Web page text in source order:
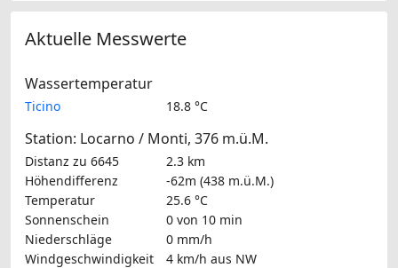
Aktuelle Messwerte
Wassertemperatur
Ticino 18.8 °C
Station: Locarno / Monti, 376 m.ü.M.
Distanz zu 6645
2.3 km
Höhendifferenz
-62m (438 m.ü.M.)
Temperatur
25.6 °C
Sonnenschein
0 von 10 min
Niederschläge
0 mm/h
Windgeschwindigkeit
4 km/h aus NW